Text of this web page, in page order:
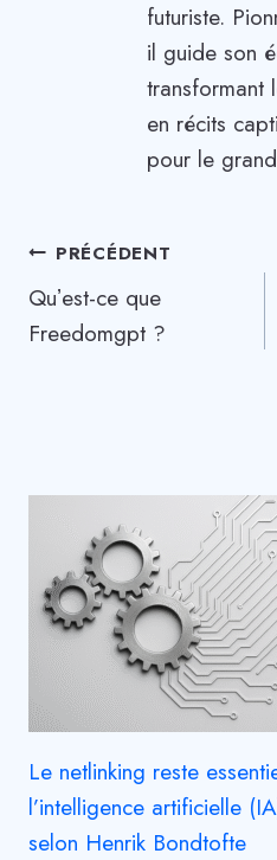
futuriste.
il guide son
transformant
en récits
pour le
Navigation
de
l’article
PRÉCÉDENT
Quʼest-ce que
Freedomgpt ?
Le netlinking reste
l’intelligence artificielle
selon Henrik Bondtofte